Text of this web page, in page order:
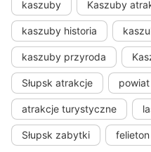
kaszuby Kaszuby
kaszuby historia
kaszuby przyroda
Słupsk atrakcje
atrakcje turystyczne
Słupsk zabytki felieton